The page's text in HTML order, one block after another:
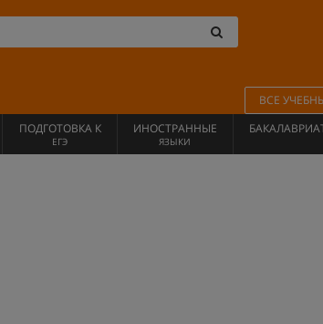
ВСЕ
ПОДГОТОВКА К
ЕГЭ
ИНОСТРАННЫЕ
ЯЗЫКИ